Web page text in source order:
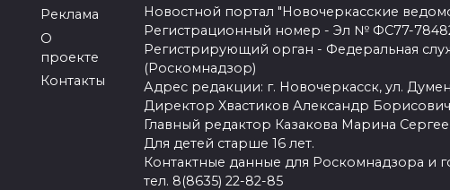
Реклама
О
проекте
Контакты
Новостной портал "Новочеркасские
Регистрационный номер - Эл № ФС77-
Регистрирующий орган - Федеральная
(Роскомнадзор)
Адрес редакции: г. Новочеркасск, ул.
Директор Хвастиков Александр Борисович
Главный редактор Казакова Марина
Для детей старше 16 лет.
Контактные данные для Роскомнадзора и
тел. 8(8635) 22-82-85